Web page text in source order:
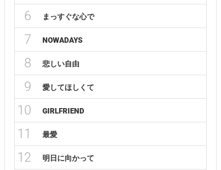
6 まっすぐな心で
7 NOWADAYS
8 悲しい自由
9 愛してほしくて
10 GIRLFRIEND
11 最愛
12 明日に向かって